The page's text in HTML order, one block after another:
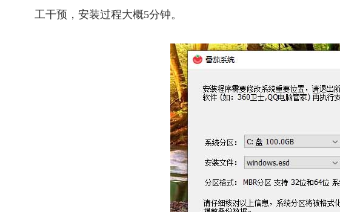
工干预，安装过程大概5分钟。